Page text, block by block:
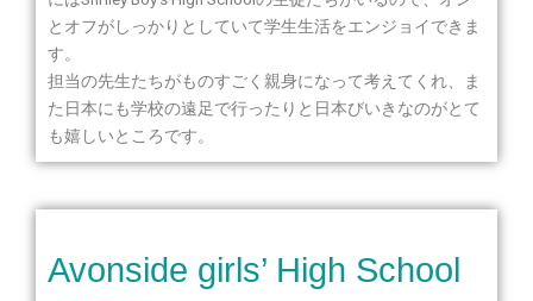
とオフがしっかりとしていて学生生活をエンジョイできま
す。
担当の先生たちがものすごく親身になって考えてくれ、ま
た日本にも学校の遠足で行ったりと日本びいきなのがとて
も嬉しいところです。
Avonside girls’ High School